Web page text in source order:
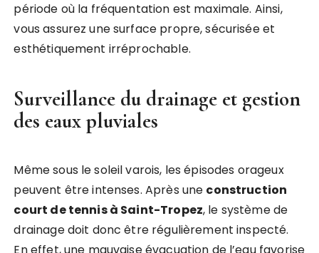
période où la fréquentation est maximale. Ainsi,
vous assurez une surface propre, sécurisée et
esthétiquement irréprochable.
Surveillance du drainage et gestion
des eaux pluviales
Même sous le soleil varois, les épisodes orageux
peuvent être intenses. Après une construction
court de tennis à Saint-Tropez, le système de
drainage doit donc être régulièrement inspecté.